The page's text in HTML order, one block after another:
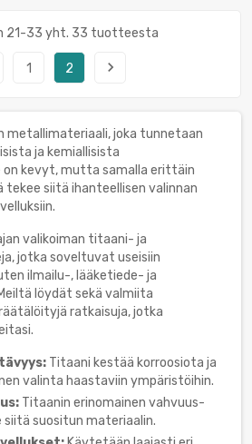
21-33 yht. 33 tuotteesta
1 2 navigate_next
metallimateriaali, joka tunnetaan
ja kemiallisista
on kevyt, mutta samalla erittäin
tekee siitä ihanteellisen valinnan
valikoiman titaani- ja
jotka soveltuvat useisiin
ilmailu-, lääketiede- ja
löydät sekä valmiita
ratkaisuja, jotka
Titaani kestää korroosiota ja
valinta haastaviin ympäristöihin.
Titaanin erinomainen vahvuus-
siitä suositun materiaalin.